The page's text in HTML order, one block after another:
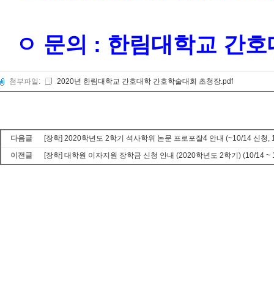
ㅇ 문의 : 한림대학교 간
첨부파일: 2020년 한림대학교 간호대학 간호학술대회 초청장.pdf
다음글
[장학] 2020학년도 2학기 석사학위 논문 프로포잘4 안내 (~10/14 신청,
이전글
[장학] 대학원 이자지원 장학금 신청 안내 (2020학년도 2학기) (10/14 ~